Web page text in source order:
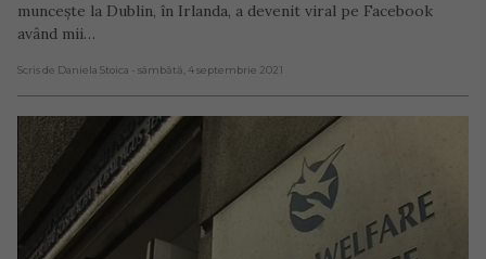
muncește la Dublin, în Irlanda, a devenit viral pe Facebook
având mii…
Scris de Daniela Stoica - sâmbătă, 4 septembrie 2021